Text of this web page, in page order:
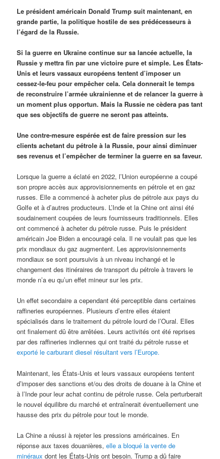
Le président américain Donald Trump suit maintenant, en
grande partie, la politique hostile de ses prédécesseurs à
l’égard de la Russie.
Si la guerre en Ukraine continue sur sa lancée actuelle, la
Russie y mettra fin par une victoire pure et simple. Les États-
Unis et leurs vassaux européens tentent d’imposer un
cessez-le-feu pour empêcher cela. Cela donnerait le temps
de reconstruire l’armée ukrainienne et de relancer la guerre à
un moment plus opportun. Mais la Russie ne cèdera pas tant
que ses objectifs de guerre ne seront pas atteints.
Une contre-mesure espérée est de faire pression sur les
clients achetant du pétrole à la Russie, pour ainsi diminuer
ses revenus et l’empêcher de terminer la guerre en sa faveur.
Lorsque la guerre a éclaté en 2022, l’Union européenne a coupé
son propre accès aux approvisionnements en pétrole et en gaz
russes. Elle a commencé à acheter plus de pétrole aux pays du
Golfe et à d’autres producteurs. L’Inde et la Chine ont ainsi été
soudainement coupées de leurs fournisseurs traditionnels. Elles
ont commencé à acheter du pétrole russe. Puis le président
américain Joe Biden a encouragé cela. Il ne voulait pas que les
prix mondiaux du gaz augmentent. Les approvisionnements
mondiaux se sont poursuivis à un niveau inchangé et le
changement des itinéraires de transport du pétrole à travers le
monde n’a eu qu’un effet mineur sur les prix.
Un effet secondaire a cependant été perceptible dans certaines
raffineries européennes. Plusieurs d’entre elles étaient
spécialisés dans le traitement du pétrole lourd de l’Oural. Elles
ont finalement dû être arrêtées. Leurs activités ont été reprises
par des raffineries indiennes qui ont traité du pétrole russe et
exporté le carburant diesel résultant vers l’Europe.
Maintenant, les États-Unis et leurs vassaux européens tentent
d’imposer des sanctions et/ou des droits de douane à la Chine et
à l’Inde pour leur achat continu de pétrole russe. Cela perturberait
le nouvel équilibre du marché et entraînerait éventuellement une
hausse des prix du pétrole pour tout le monde.
La Chine a réussi à rejeter les pressions américaines. En
réponse aux taxes douanières,elle a bloqué la vente de
minéraux dont les États-Unis ont besoin. Trump a dû faire